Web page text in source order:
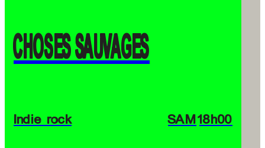
CHOSES SAUVAGES
Indie rock SAM 18h00